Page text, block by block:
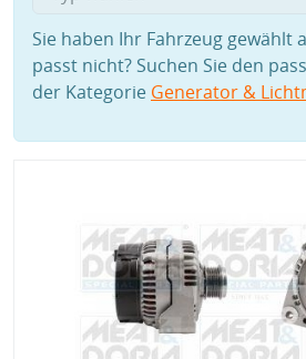
Sie haben Ihr Fahrzeug gewählt
passt nicht? Suchen Sie den
der Kategorie Generator &